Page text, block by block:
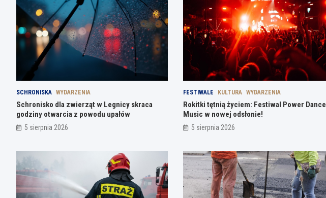
SCHRONISKA WYDARZENIA
Schronisko dla zwierząt w Legnicy skraca
godziny otwarcia z powodu upałów
5 sierpnia 2026
FESTIWALE KULTURA WYDARZENIA
Rokitki tętnią życiem: Festiwal Power Dance
Music w nowej odsłonie!
5 sierpnia 2026